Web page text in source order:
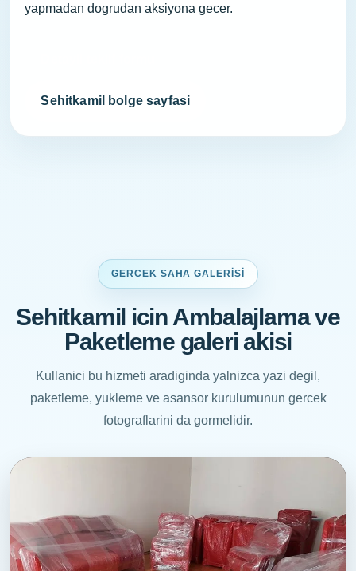
yapmadan dogrudan aksiyona gecer.
Sehitkamil bolge sayfasi
GERCEK SAHA GALERISI
Sehitkamil icin Ambalajlama ve
Paketleme galeri akisi
Kullanici bu hizmeti aradiginda yalnizca yazi degil,
paketleme, yukleme ve asansor kurulumunun gercek
fotograflarini da gormelidir.